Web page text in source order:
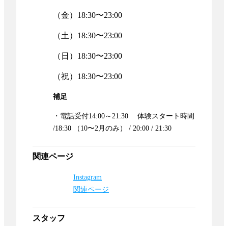
（金）18:30〜23:00
（土）18:30〜23:00
（日）18:30〜23:00
（祝）18:30〜23:00
補足
・電話受付14:00～21:30 体験スタート時間
/18:30 （10〜2月のみ） / 20:00 / 21:30
関連ページ
Instagram
関連ページ
スタッフ